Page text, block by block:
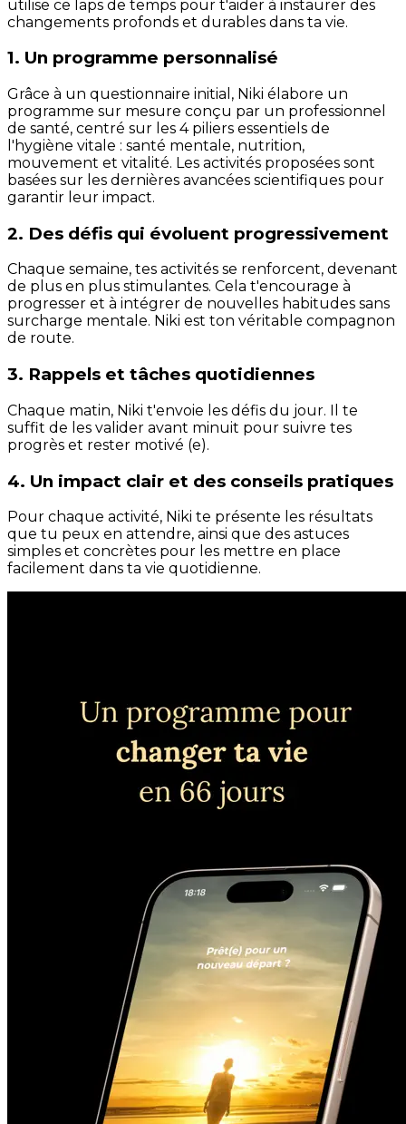
utilise ce laps de temps pour t'aider à instaurer des
changements profonds et durables dans ta vie.
1. Un programme personnalisé
Grâce à un questionnaire initial, Niki élabore un
programme sur mesure conçu par un professionnel
de santé, centré sur les 4 piliers essentiels de
l'hygiène vitale : santé mentale, nutrition,
mouvement et vitalité. Les activités proposées sont
basées sur les dernières avancées scientifiques pour
garantir leur impact.
2. Des défis qui évoluent progressivement
Chaque semaine, tes activités se renforcent, devenant
de plus en plus stimulantes. Cela t'encourage à
progresser et à intégrer de nouvelles habitudes sans
surcharge mentale. Niki est ton véritable compagnon
de route.
3. Rappels et tâches quotidiennes
Chaque matin, Niki t'envoie les défis du jour. Il te
suffit de les valider avant minuit pour suivre tes
progrès et rester motivé (e).
4. Un impact clair et des conseils pratiques
Pour chaque activité, Niki te présente les résultats
que tu peux en attendre, ainsi que des astuces
simples et concrètes pour les mettre en place
facilement dans ta vie quotidienne.